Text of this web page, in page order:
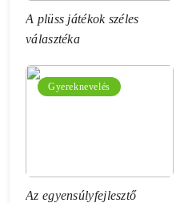
A plüss játékok széles
választéka
Gyereknevelés
Az egyensúlyfejlesztő